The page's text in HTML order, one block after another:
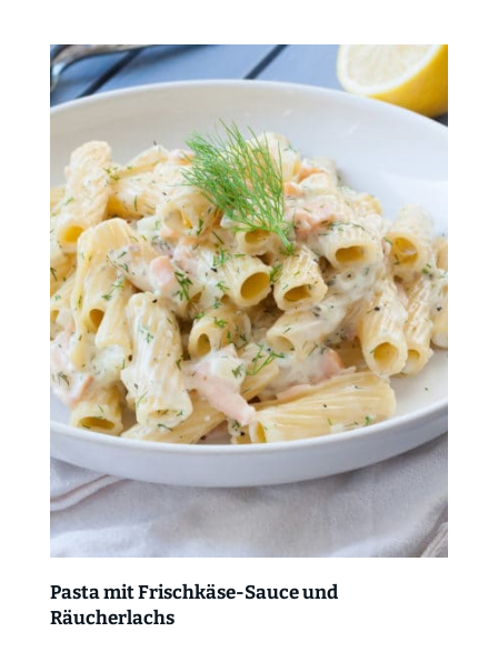
Pasta mit Frischkäse-Sauce und
Räucherlachs